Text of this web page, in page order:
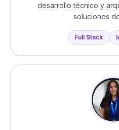
desarrollo técnico y
soluciones
Full Stack